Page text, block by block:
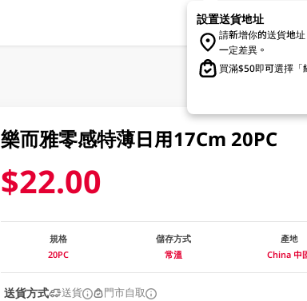
設置送貨地址
請新增你的送貨地
一定差異。
買滿$50即可選擇「
樂而雅零感特薄日用17Cm 20PC
$22.00
規格
20PC
儲存方式
常溫
產地
China 中
送貨方式 送貨 門市自取